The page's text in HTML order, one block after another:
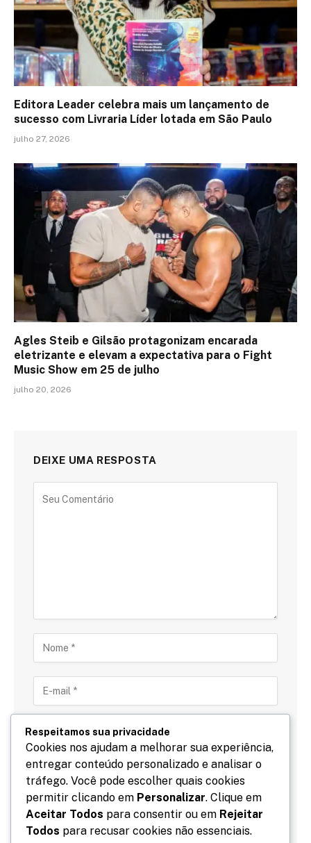
Editora Leader celebra mais um lançamento de
sucesso com Livraria Líder lotada em São Paulo
julho 27, 2026
Agles Steib e Gilsão protagonizam encarada
eletrizante e elevam a expectativa para o Fight
Music Show em 25 de julho
julho 20, 2026
DEIXE UMA RESPOSTA
Salve meu nome, email e site neste navegador para
a próxima vez que eu comentar.
Respeitamos sua privacidade
Cookies nos ajudam a melhorar sua experiência,
entregar conteúdo personalizado e analisar o
tráfego. Você pode escolher quais cookies
permitir clicando em Personalizar. Clique em
Aceitar Todos para consentir ou em Rejeitar
Todos para recusar cookies não essenciais.